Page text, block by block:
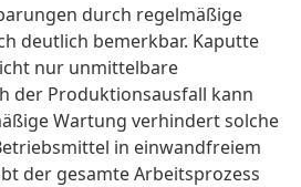
durch regelmäßige
deutlich bemerkbar. Kaputte
nur unmittelbare
der Produktionsausfall kann
Wartung verhindert solche
in einwandfreiem
der gesamte Arbeitsprozess